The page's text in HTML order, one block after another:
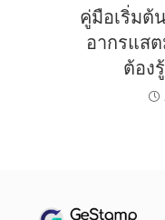
คู่มือเริ่ม
อากรแส
ต้อง